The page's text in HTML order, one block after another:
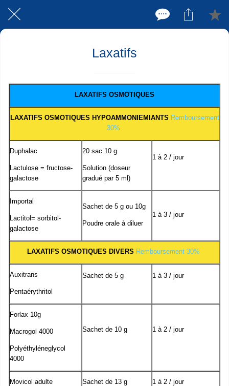
Laxatifs
LAXATIFS OSMOTIQUES
LAXATIFS OSMOTIQUES HYPOAMMONIEMIANTS Remboursement
30%
Duphalac
Lactulose = fructose-
galactose
20 sac 10 g
Solution (doseur
gradué par 5 ml)
1 à 2 / jour
Importal
Lactitol= sorbitol-
galactose
Sachet de 5 g ou 10g
Poudre orale à diluer
1 à 3 / jour
LAXATIFS OSMOTIQUES DIVERS Remboursement 30%
Auxitrans
Pentaérythritol
Sachet de 5 g 1 à 3 / jour
Forlax 10g
Macrogol 4000
Polyéthyléneglycol
4000
Sachet de 10 g 1 à 2 / jour
Movicol adulte Sachet de 13 g 1 à 2 / jour